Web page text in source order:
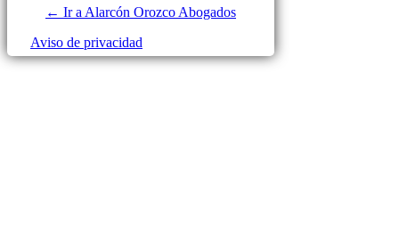
← Ir a Alarcón Orozco Abogados
Aviso de privacidad